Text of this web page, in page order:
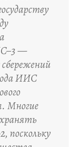
—
ИИС
Многие